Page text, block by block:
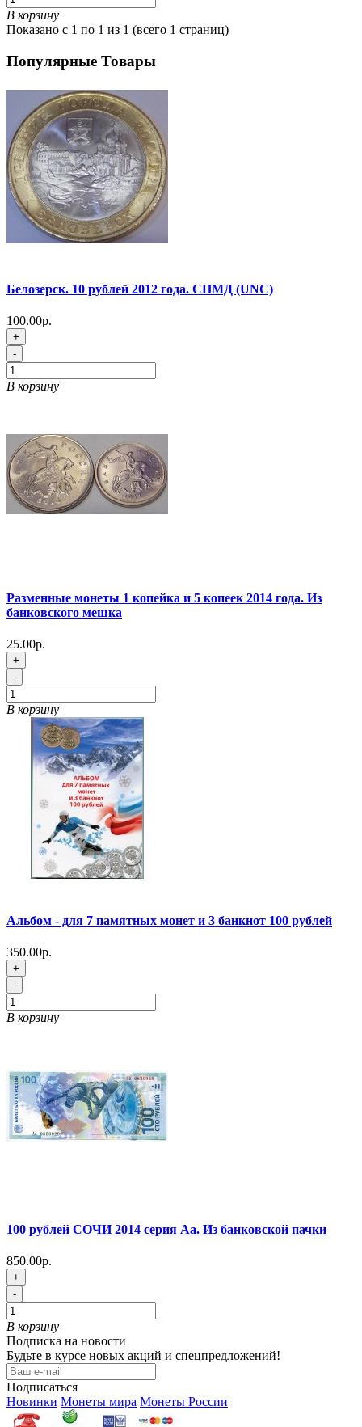
В корзину
Показано с 1 по 1 из 1 (всего 1 страниц)
Популярные Товары
Белозерск. 10 рублей 2012 года. СПМД (UNC)
100.00р.
+
-
В корзину
Разменные монеты 1 копейка и 5 копеек 2014 года. Из
банковского мешка
25.00р.
+
-
В корзину
Альбом - для 7 памятных монет и 3 банкнот 100 рублей
350.00р.
+
-
В корзину
100 рублей СОЧИ 2014 серия Аа. Из банковской пачки
850.00р.
+
-
В корзину
Подписка на новости
Будьте в курсе новых акций и спецпредложений!
Подписаться
Новинки Монеты мира Монеты России